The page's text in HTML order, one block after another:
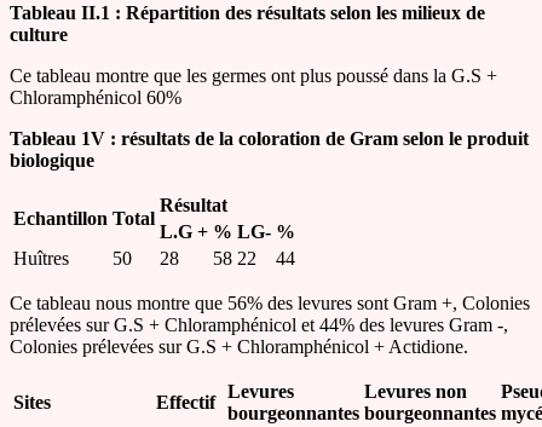
Tableau II.1 : Répartition des résultats selon les milieux de
culture
Ce tableau montre que les germes ont plus poussé dans la G.S +
Chloramphénicol 60%
Tableau 1V : résultats de la coloration de Gram selon le produit
biologique
Echantillon Total
Résultat
L.G + % LG- %
Huîtres
50 28 58 22 44
Ce tableau nous montre que 56% des levures sont Gram +, Colonies
prélevées sur G.S + Chloramphénicol et 44% des levures Gram -,
Colonies prélevées sur G.S + Chloramphénicol + Actidione.
Sites Effectif
Levures
bourgeonnantes
Levures non
bourgeonnantes